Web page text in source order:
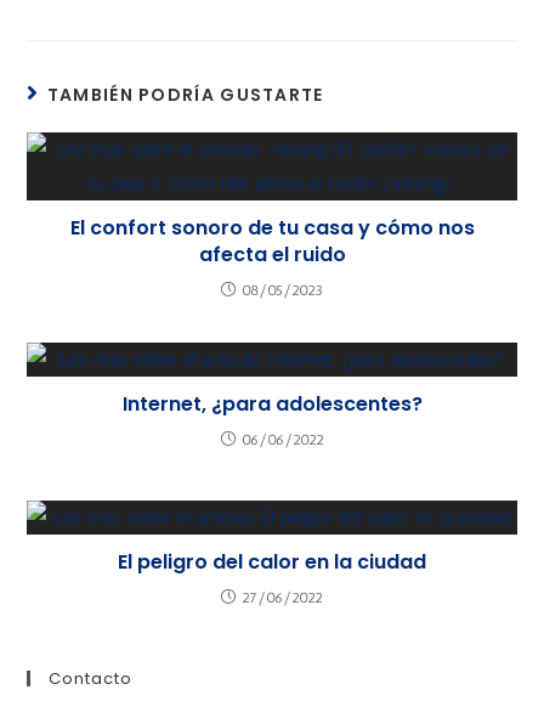
TAMBIÉN PODRÍA GUSTARTE
El confort sonoro de tu casa y cómo nos
afecta el ruido
08/05/2023
Internet, ¿para adolescentes?
06/06/2022
El peligro del calor en la ciudad
27/06/2022
Contacto